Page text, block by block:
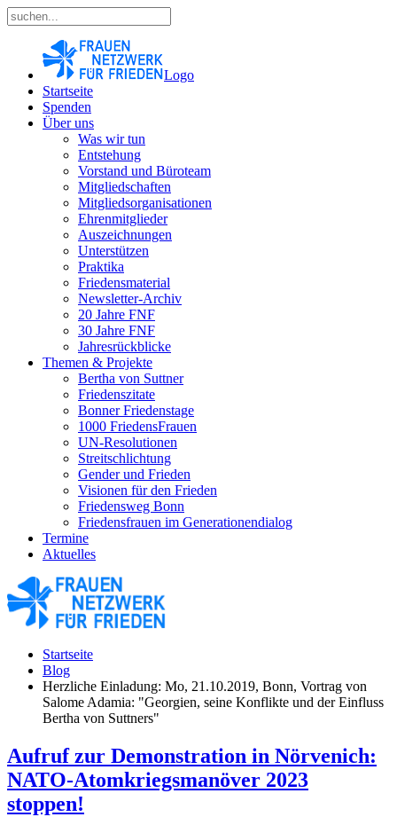
Logo
Startseite
Spenden
Über uns
Was wir tun
Entstehung
Vorstand und Büroteam
Mitgliedschaften
Mitgliedsorganisationen
Ehrenmitglieder
Auszeichnungen
Unterstützen
Praktika
Friedensmaterial
Newsletter-Archiv
20 Jahre FNF
30 Jahre FNF
Jahresrückblicke
Themen & Projekte
Bertha von Suttner
Friedenszitate
Bonner Friedenstage
1000 FriedensFrauen
UN-Resolutionen
Streitschlichtung
Gender und Frieden
Visionen für den Frieden
Friedensweg Bonn
Friedensfrauen im Generationendialog
Termine
Aktuelles
Startseite
Blog
Herzliche Einladung: Mo, 21.10.2019, Bonn, Vortrag von
Salome Adamia: "Georgien, seine Konflikte und der Einfluss
Bertha von Suttners"
Aufruf zur Demonstration in Nörvenich:
NATO-Atomkriegsmanöver 2023
stoppen!